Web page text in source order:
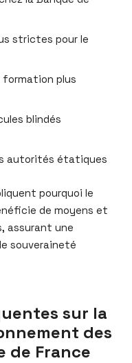
strictes pour le
plus
blindés
autorités étatiques
pourquoi le
de moyens et
assurant une
souveraineté
sur la
des
de France